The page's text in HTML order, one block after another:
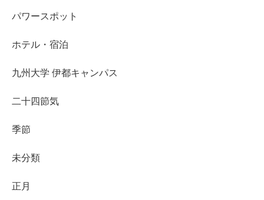
パワースポット
ホテル・宿泊
九州大学 伊都キャンパス
二十四節気
季節
未分類
正月